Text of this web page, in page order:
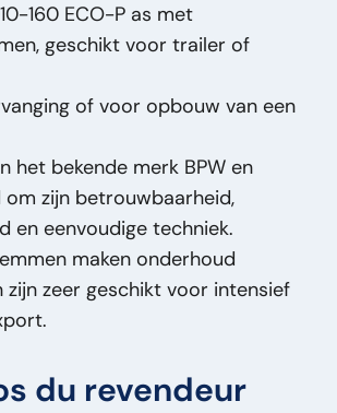
061534096
Bon
Bon
12010-160ECO-P BPW HSF
P As – Trommelremmen –
Duty PM2660
12010-160 ECO-P As –
– Trailer As – Heavy Duty
160ECO-P
moteur ch:
Onderdeel
160 ECO-P as met
geschikt voor trailer of
of voor opbouw van een
het bekende merk BPW en
zijn betrouwbaarheid,
en eenvoudige techniek.
maken onderhoud
zijn zeer geschikt voor intensief
du revendeur